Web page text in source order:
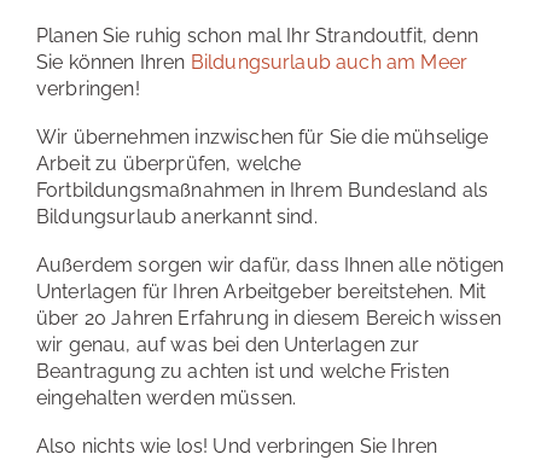
Planen Sie ruhig schon mal Ihr Strandoutfit, denn
Sie können Ihren Bildungsurlaub auch am Meer
verbringen!
Wir übernehmen inzwischen für Sie die mühselige
Arbeit zu überprüfen, welche
Fortbildungsmaßnahmen in Ihrem Bundesland als
Bildungsurlaub anerkannt sind.
Außerdem sorgen wir dafür, dass Ihnen alle nötigen
Unterlagen für Ihren Arbeitgeber bereitstehen. Mit
über 20 Jahren Erfahrung in diesem Bereich wissen
wir genau, auf was bei den Unterlagen zur
Beantragung zu achten ist und welche Fristen
eingehalten werden müssen.
Also nichts wie los! Und verbringen Sie Ihren